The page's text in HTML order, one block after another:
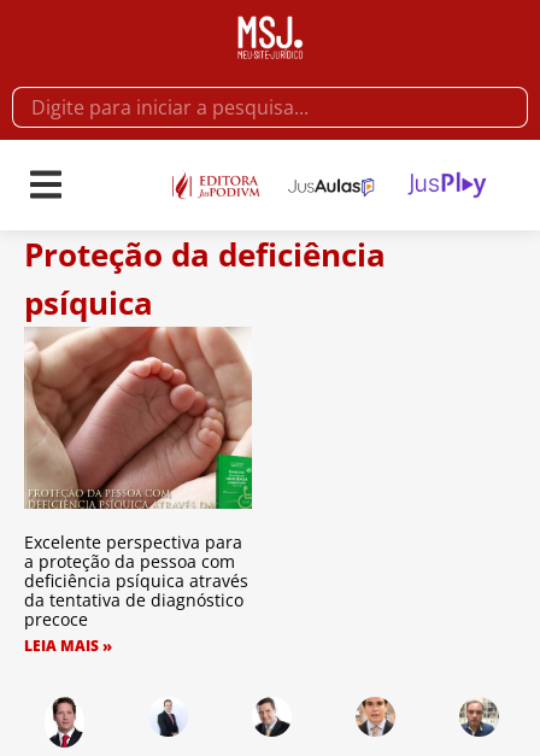
Proteção da deficiência
psíquica
Excelente perspectiva para
a proteção da pessoa com
deficiência psíquica através
da tentativa de diagnóstico
precoce
LEIA MAIS »